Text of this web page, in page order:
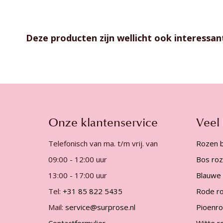
Deze producten zijn wellicht ook
Onze klantenservice
Telefonisch van ma. t/m vrij. van
09:00 - 12:00 uur
13:00 - 17:00 uur
Tel: +31 85 822 5435
Mail: service@surprose.nl
Veel
Rozen
Bos
Rode